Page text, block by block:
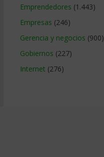
Emprendedores (1.443)
Empresas (246)
Gerencia y negocios (900)
Gobiernos (227)
Internet (276)